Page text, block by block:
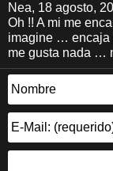
Nea, 18 agosto,
Oh !! A mi me
imagine … encaja
me gusta nada …